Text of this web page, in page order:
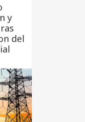
y
del